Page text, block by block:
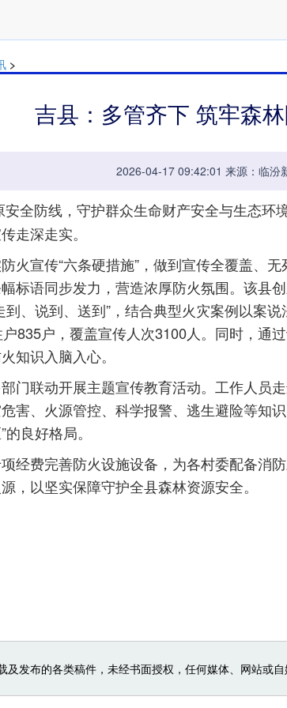
>
吉县：多管齐下 筑牢森
2026-04-17 09:42:01 来源：临
安全防线，守护群众生命财产安全与生态
走深走实。
宣传“六条硬措施”，做到宣传全覆盖、
标语同步发力，营造浓厚防火氛围。该县
、说到、送到”，结合典型火灾案例以案
835户，覆盖宣传人次3100人。同时，通
知识入脑入心。
联动开展主题宣传教育活动。工作人员
害、火源管控、科学报警、逃生避险等知
良好格局。
费完善防火设施设备，为各村委配备消
，以坚实保障守护全县森林资源安全。
发布的各类稿件，未经书面授权，任何媒体、网站或